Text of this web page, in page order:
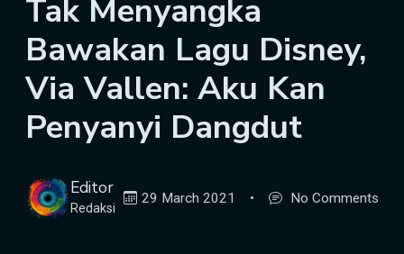
Tak Menyangka
Bawakan Lagu Disney,
Via Vallen: Aku Kan
Penyanyi Dangdut
Editor
Redaksi
29 March 2021 • No Comments